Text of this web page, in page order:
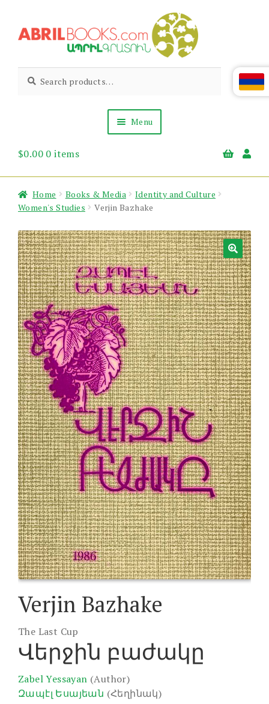
to
to
Abril
Books
Living
Armenian
for:
Menu
About Us
News & Events
$0.00 0 items
Home Books & Media
Identity and Culture
Women's Studies
Verjin Bazhake
Verjin Bazhake
The Last Cup
Վերջին բաժակը
Zabel Yessayan (Author)
Զապէլ Եսայեան (Հեղինակ)